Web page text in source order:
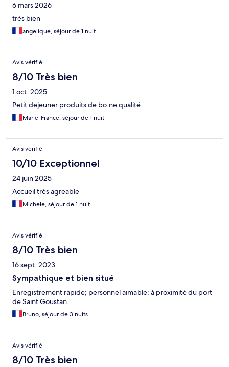
6 mars 2026
très bien
angelique, séjour de 1 nuit
Avis vérifié
8/10 Très bien
1 oct. 2025
Petit dejeuner produits de bo.ne qualité
Marie-France, séjour de 1 nuit
Avis vérifié
10/10 Exceptionnel
24 juin 2025
Accueil très agreable
Michele, séjour de 1 nuit
Avis vérifié
8/10 Très bien
16 sept. 2023
Sympathique et bien situé
Enregistrement rapide; personnel aimable; à proximité du port
de Saint Goustan.
Bruno, séjour de 3 nuits
Avis vérifié
8/10 Très bien